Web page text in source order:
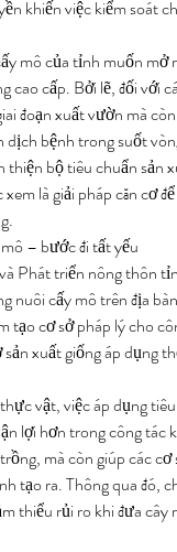
khiến việc kiểm soát
mô của tỉnh muốn
cao cấp. Bởi lẽ, đối với
đoạn xuất vườn mà
bệnh trong suốt
thiện bộ tiêu chuẩn sản
là giải pháp căn cơ
– bước đi tất yếu
Phát triển nông thôn
nuôi cấy mô trên địa
tạo cơ sở pháp lý cho
xuất giống áp dụng
vật, việc áp dụng
lợi hơn trong công tác
mà còn giúp các
tạo ra. Thông qua đó,
thiểu rủi ro khi đưa